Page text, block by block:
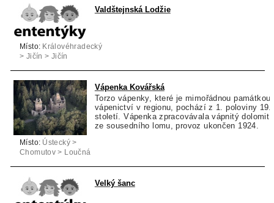
Valdštejnská Lodžie
Místo: Královéhradecký
> Jičín > Jičín
Vápenka Kovářská
Torzo vápenky, které je mimořádnou památkou
vápenictví v regionu, pochází z 1. poloviny 19.
století. Vápenka zpracovávala vápnitý dolomit
ze sousedního lomu, provoz ukončen 1924.
Místo: Ústecký >
Chomutov > Loučná
Velký šanc